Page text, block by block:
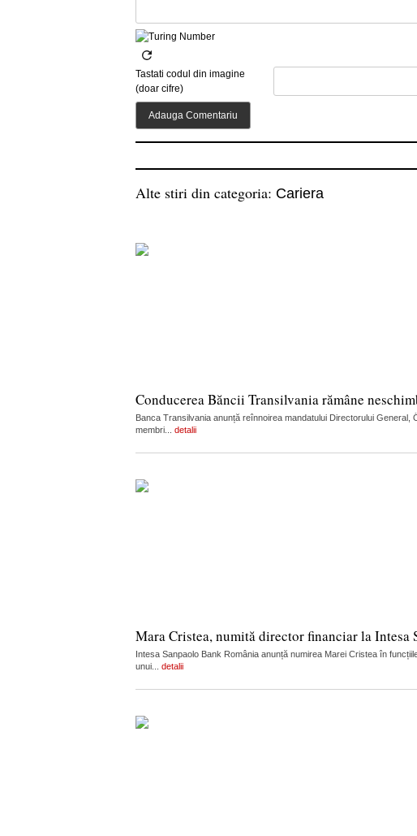
Tastati codul din imagine
(doar cifre)
Alte stiri din categoria: Cariera
Conducerea Băncii Transilvania rămâne
Banca Transilvania anunță reînnoirea mandatului Directorului
membri... detalii
Mara Cristea, numită director financiar la Intesa
Intesa Sanpaolo Bank România anunță numirea Marei Cristea în
unui... detalii